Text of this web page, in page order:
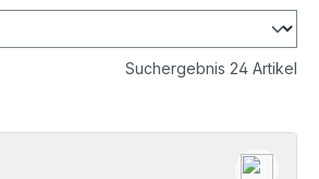
Suchergebnis 24 Artikel